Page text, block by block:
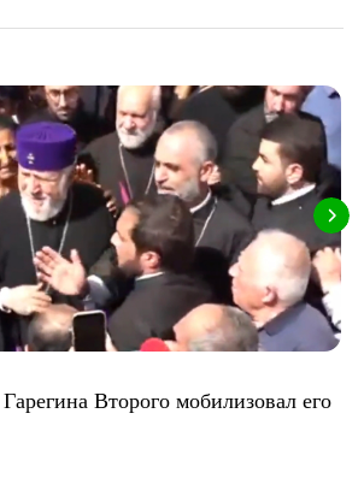
Второго мобилизовал его